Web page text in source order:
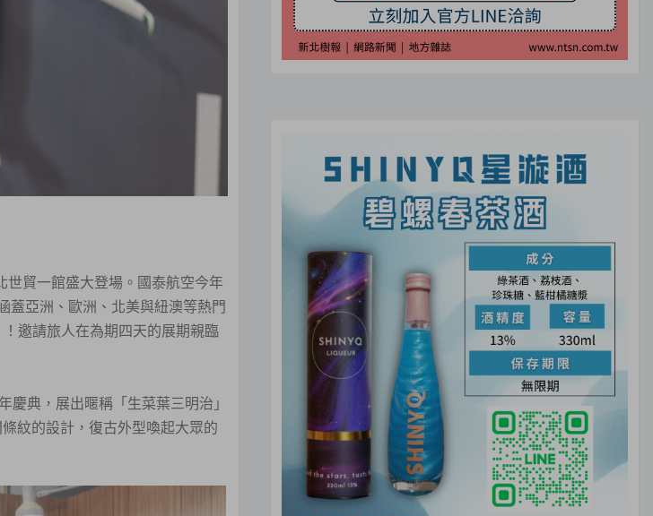
世貿一館盛大登場。國泰航空今年
蓋亞洲、歐洲、北美與紐澳等熱門
邀請旅人在為期四天的展期親臨
典，展出暱稱「生菜葉三明治」
紋的設計，復古外型喚起大眾的